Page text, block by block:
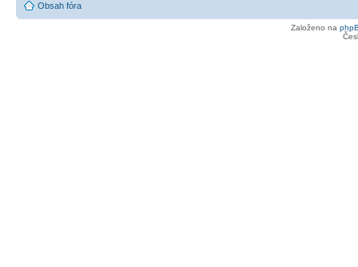
Obsah fóra
Založeno na